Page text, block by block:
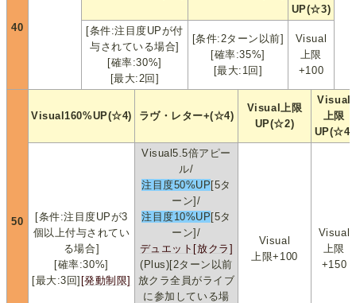
40
UP(☆3)
[条件:注目度UPが付
与されている場合]
[確率:30%]
[最大:2回]
[条件:2ターン以前]
[確率:35%]
[最大:1回]
Visual
上限
+100
50
Visual160%UP(☆4) ラヴ・レター+(☆4)
Visual上限
UP(☆2)
Visual
上限
UP(☆4)
[条件:注目度UPが3
個以上付与されてい
る場合]
[確率:30%]
[最大:3回] [発動制限]
Visual5.5倍アピー
ル/
注目度50%UP [5タ
ーン]/
注目度10%UP [5タ
ーン]/
デュエット[放クラ]
(Plus)[2ターン以前
放クラ全員がライブ
に参加している場
Visual
上限+100
Visual
上限
+150